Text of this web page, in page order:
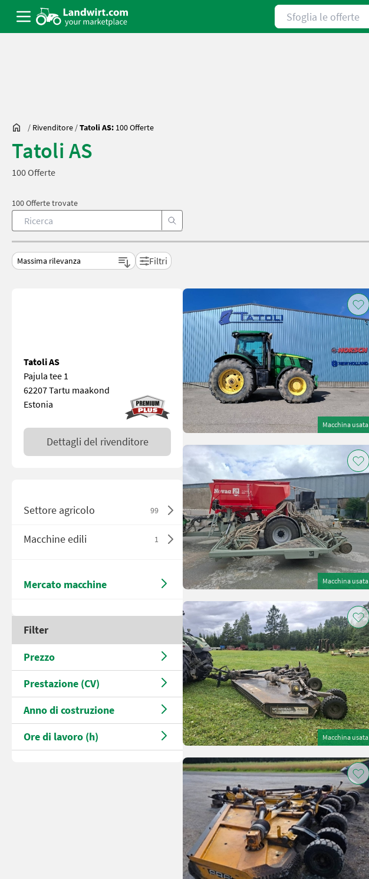
Sfoglia le offerte
/ Rivenditore /Tatoli AS: 100 Offerte
Tatoli AS
100 Offerte
100 Offerte trovate
Filtri
Tatoli AS
Pajula tee 1
62207 Tartu maakond
Estonia
Dettagli del rivenditore
Settore agricolo 99
Macchine edili 1
Mercato macchine
Filter
Prezzo
Prestazione (CV)
Anno di costruzione
Ore di lavoro (h)
Macchina usata
Macchina usata
Macchina usata